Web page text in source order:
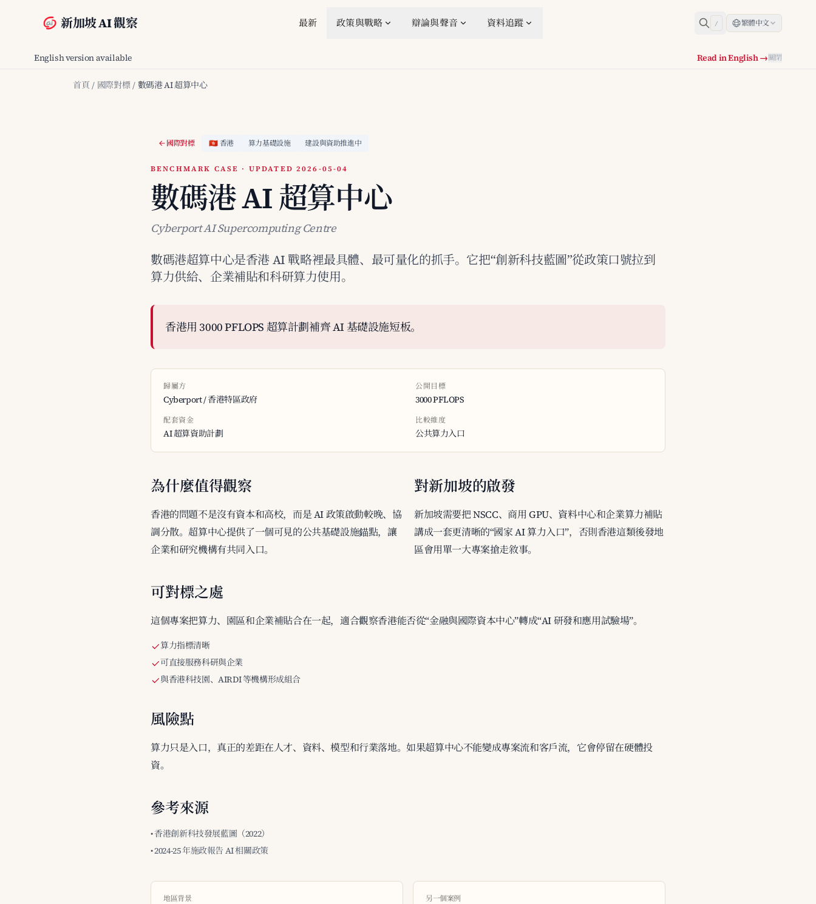
新加坡 AI 觀察 最新 政策與戰略 辯論與聲音 資料追蹤 / 繁體中文
English version available Read in English →關閉
首頁 / 國際對標 / 數碼港 AI 超算中心
國際對標 🇭🇰 香港 算力基礎設施 建設與資助推進中
BENCHMARK CASE · UPDATED 2026-05-04
數碼港 AI 超算中心
Cyberport AI Supercomputing Centre
數碼港超算中心是香港 AI 戰略裡最具體、最可量化的抓手。它把“創新科技藍圖”從政策口號拉到
算力供給、企業補貼和科研算力使用。
香港用 3000 PFLOPS 超算計劃補齊 AI 基礎設施短板。
歸屬方
Cyberport / 香港特區政府
公開目標
3000 PFLOPS
配套資金
AI 超算資助計劃
比較維度
公共算力入口
為什麼值得觀察
香港的問題不是沒有資本和高校，而是 AI 政策啟動較晚、協
調分散。超算中心提供了一個可見的公共基礎設施錨點，讓
企業和研究機構有共同入口。
對新加坡的啟發
新加坡需要把 NSCC、商用 GPU、資料中心和企業算力補貼
講成一套更清晰的“國家 AI 算力入口”，否則香港這類後發地
區會用單一大專案搶走敘事。
可對標之處
這個專案把算力、園區和企業補貼合在一起，適合觀察香港能否從“金融與國際資本中心”轉成“AI 研發和應用試驗場”。
算力指標清晰
可直接服務科研與企業
與香港科技園、AIRDI 等機構形成組合
風險點
算力只是入口，真正的差距在人才、資料、模型和行業落地。如果超算中心不能變成專案流和客戶流，它會停留在硬體投
資。
參考來源
• 香港創新科技發展藍圖（2022）
• 2024-25 年施政報告 AI 相關政策
地區背景 另一個案例